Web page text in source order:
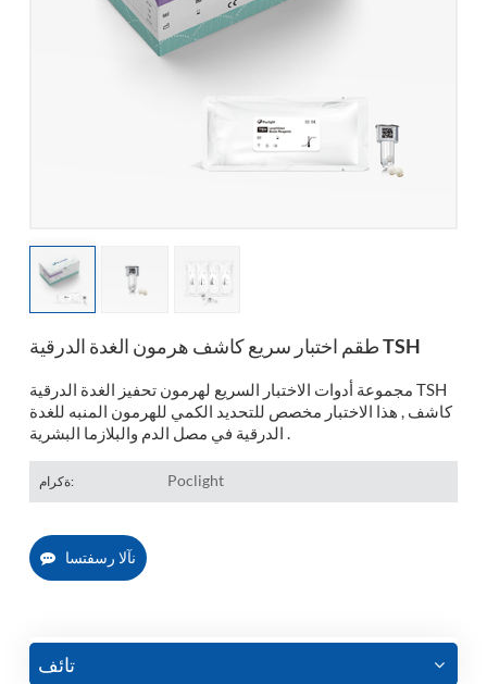
طقم اختبار سريع كاشف هرمون الغدة الدرقية TSH
مجموعة أدوات الاختبار السريع لهرمون تحفيز الغدة الدرقية TSH
كاشف , هذا الاختبار مخصص للتحديد الكمي للهرمون المنبه للغدة
ةكرام: Poclight
نآلا رسفتسا
تائف